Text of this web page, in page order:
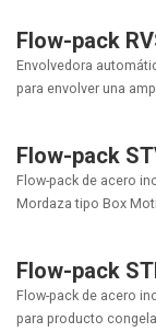
Flow-pack
Envolvedora
para envolver una
Flow-pack
Flow-pack de acero
Mordaza tipo Box
Flow-pack
Flow-pack de acero
para producto